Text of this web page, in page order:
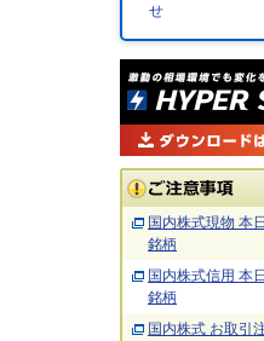
せ
国内株式現物 本
銘柄
国内株式信用 本
銘柄
国内株式 お取引